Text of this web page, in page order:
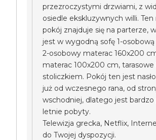
przezroczystymi drzwiami, z
osiedle ekskluzywnych willi. Ten
pokój znajduje się na parterze,
jest w wygodną sofę 1-
2-osobowy materac 160x200
materac 100x200 cm, tarasowe
stoliczkiem. Pokój ten jest
już od wczesnego rana, od
wschodniej, dlatego jest bardzo
letnie pobyty.
Telewizja grecka, Netflix,
do Twojej dyspozycji.